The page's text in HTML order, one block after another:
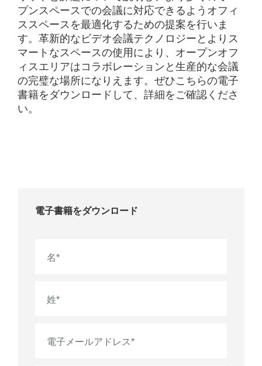
プンスペースでの会議に対応できるようオフィ
ススペースを最適化するための提案を行いま
す。革新的なビデオ会議テクノロジーとよりス
マートなスペースの使用により、オープンオフ
ィスエリアはコラボレーションと生産的な会議
の完璧な場所になりえます。ぜひこちらの電子
書籍をダウンロードして、詳細をご確認くださ
い。
電子書籍をダウンロード
名*
姓*
電子メールアドレス*